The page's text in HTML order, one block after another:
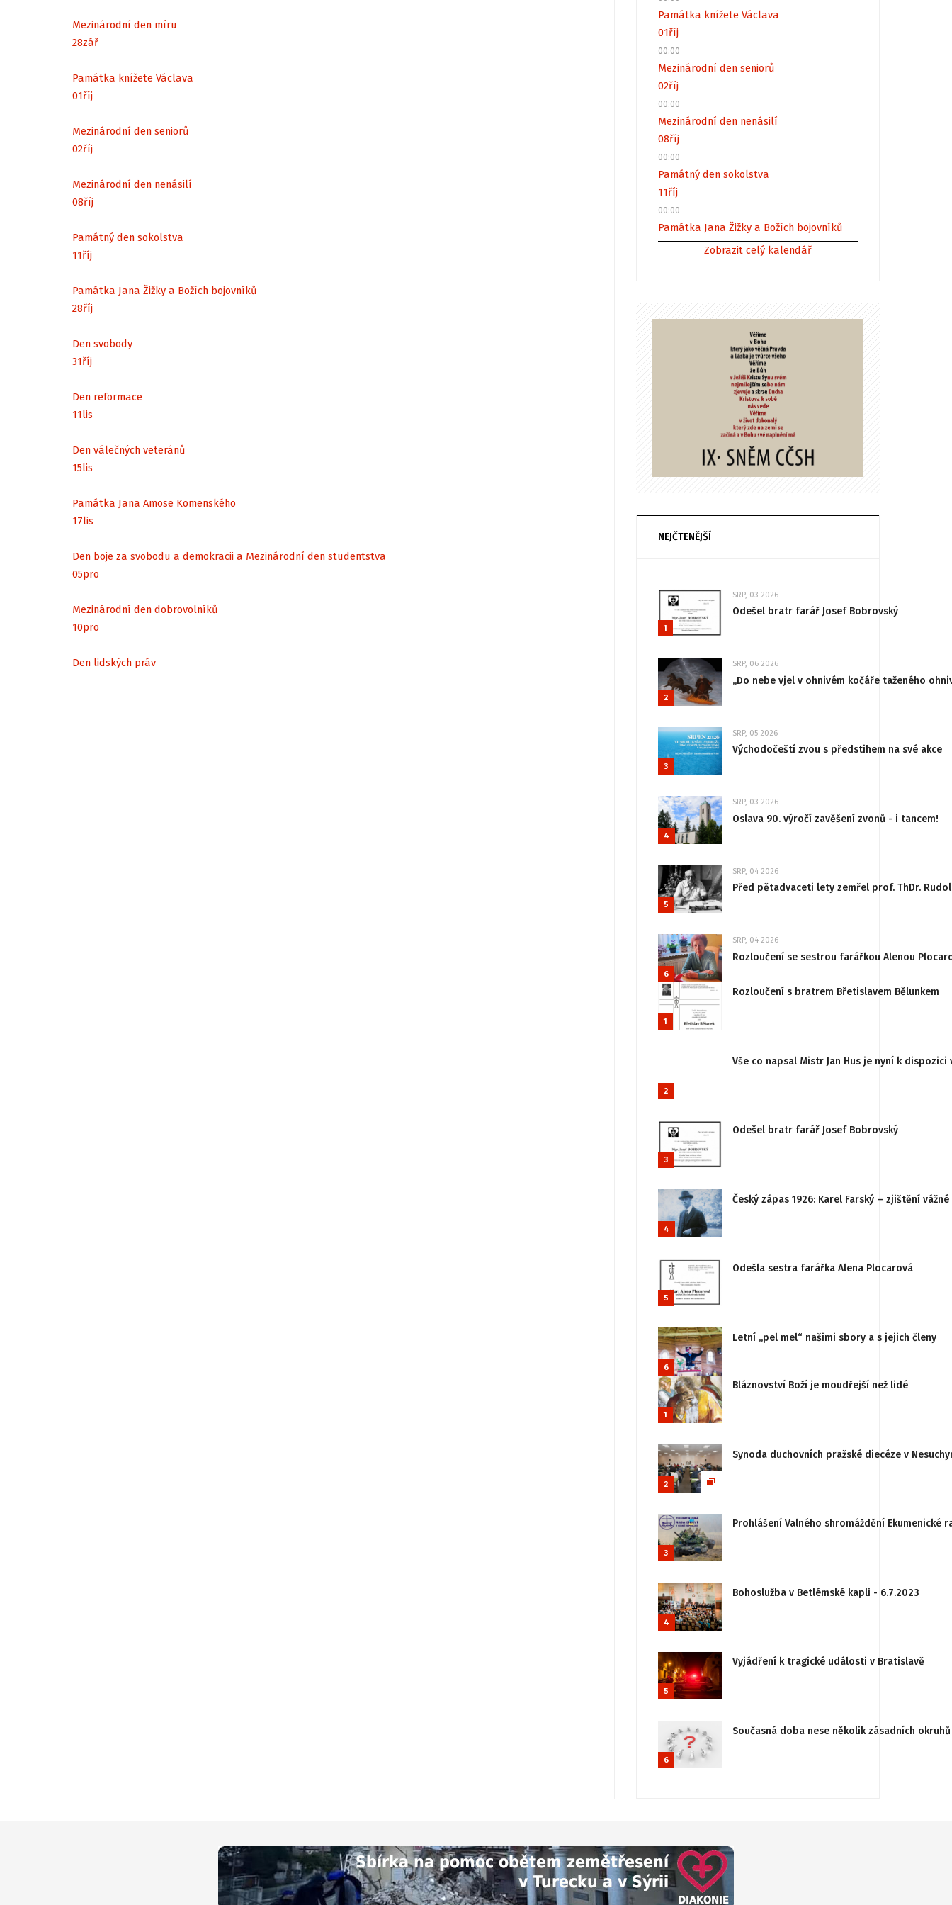
Mezinárodní den míru
28zář
Památka knížete Václava
01říj
Mezinárodní den seniorů
02říj
Mezinárodní den nenásilí
08říj
Památný den sokolstva
11říj
Památka Jana Žižky a Božích bojovníků
28říj
Den svobody
31říj
Den reformace
11lis
Den válečných veteránů
15lis
Památka Jana Amose Komenského
17lis
Den boje za svobodu a demokracii a Mezinárodní den studentstva
05pro
Mezinárodní den dobrovolníků
10pro
Den lidských práv
Památka knížete Václava
01říj
00:00
Mezinárodní den seniorů
02říj
00:00
Mezinárodní den nenásilí
08říj
00:00
Památný den sokolstva
11říj
00:00
Památka Jana Žižky a Božích bojovníků
Zobrazit celý kalendář
NEJČTENĚJŠÍ
1
SRP, 03 2026
Odešel bratr farář Josef Bobrovský
2
SRP, 06 2026
„Do nebe vjel v ohnivém kočáře taženého
3
SRP, 05 2026
Východočeští zvou s předstihem na své akce
4
SRP, 03 2026
Oslava 90. výročí zavěšení zvonů - i tancem!
5
SRP, 04 2026
Před pětadvaceti lety zemřel prof. ThDr.
6
SRP, 04 2026
Rozloučení se sestrou farářkou Alenou
1
Rozloučení s bratrem Břetislavem Bělunkem
2
Vše co napsal Mistr Jan Hus je nyní k
3
Odešel bratr farář Josef Bobrovský
4
Český zápas 1926: Karel Farský – zjištění
5
Odešla sestra farářka Alena Plocarová
6
Letní „pel mel“ našimi sbory a s jejich členy
1
Bláznovství Boží je moudřejší než lidé
2
Synoda duchovních pražské diecéze v
3
Prohlášení Valného shromáždění
4
Bohoslužba v Betlémské kapli - 6.7.2023
5
Vyjádření k tragické události v Bratislavě
6
Současná doba nese několik zásadních